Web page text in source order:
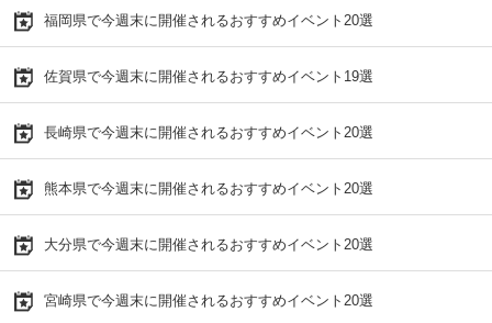
福岡県で今週末に開催されるおすすめイベント20選
佐賀県で今週末に開催されるおすすめイベント19選
長崎県で今週末に開催されるおすすめイベント20選
熊本県で今週末に開催されるおすすめイベント20選
大分県で今週末に開催されるおすすめイベント20選
宮崎県で今週末に開催されるおすすめイベント20選